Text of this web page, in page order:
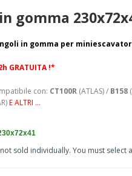
gomma
in gomma per
GRATUITA !*
con: CT100R (ATLAS) / B158
E ALTRI ...
sold individually. You must select